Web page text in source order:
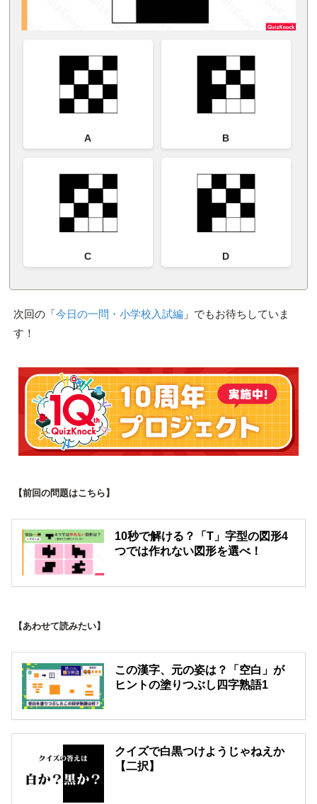
A B
C D
次回の「今日の一問・小学校入試編」でもお待ちしていま
す！
【前回の問題はこちら】
10秒で解ける？「T」字型の図形4
つでは作れない図形を選べ！
【あわせて読みたい】
この漢字、元の姿は？「空白」が
ヒントの塗りつぶし四字熟語1
クイズで白黒つけようじゃねえか
【二択】